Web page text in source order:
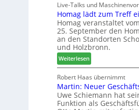
n
a
u
s
f
ü
r
W
e
m
h
ö
n
e
r
c
h
e
n
s
t
a
u
r
a
u
m
Live-Talks und
Homag lädt zum Treff
Homag veranstaltet
25. September den
an den Standorten
und Holzbronn.
Weiterlesen:
H
o
m
a
g
Robert Haas übernimmt
Martin: Neuer
Uwe Schiemann hat
Funktion als